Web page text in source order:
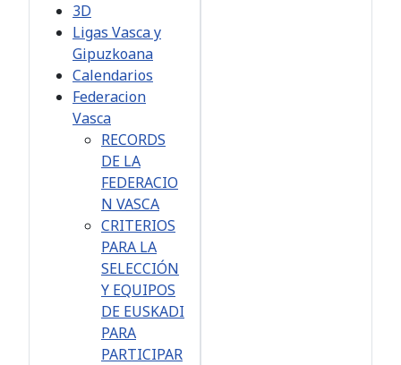
3D
Ligas Vasca y
Gipuzkoana
Calendarios
Federacion
Vasca
RECORDS
DE LA
FEDERACIO
N VASCA
CRITERIOS
PARA LA
SELECCIÓN
Y EQUIPOS
DE EUSKADI
PARA
PARTICIPAR